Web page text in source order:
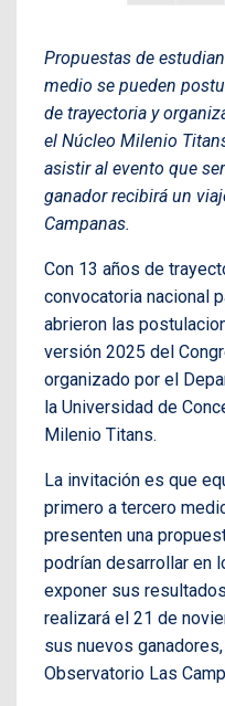
Propuestas de
medio se pueden
de trayectoria y
el Núcleo Milenio
asistir al evento que
ganador recibirá un
Campanas.
Con 13 años de
convocatoria nacional
abrieron las
versión 2025 del
organizado por el
la Universidad de
Milenio Titans.
La invitación es que
primero a tercero
presenten una
podrían desarrollar en
exponer sus
realizará el 21 de
sus nuevos
Observatorio Las